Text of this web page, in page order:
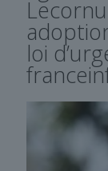
loi